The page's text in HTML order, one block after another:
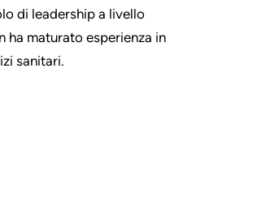
di leadership a livello
ha maturato esperienza in
sanitari.